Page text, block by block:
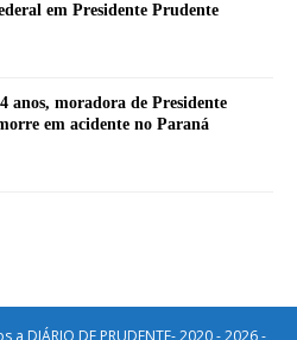
em Presidente Prudente
anos, moradora de Presidente
em acidente no Paraná